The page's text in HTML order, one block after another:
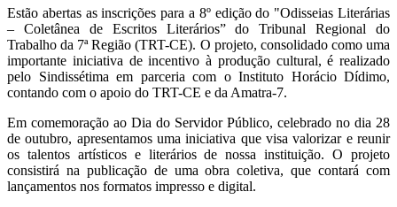
Estão abertas as inscrições para a 8º edição do "Odisseias Literárias
– Coletânea de Escritos Literários” do Tribunal Regional do
Trabalho da 7ª Região (TRT-CE). O projeto, consolidado como uma
importante iniciativa de incentivo à produção cultural, é realizado
pelo Sindissétima em parceria com o Instituto Horácio Dídimo,
contando com o apoio do TRT-CE e da Amatra-7.
Em comemoração ao Dia do Servidor Público, celebrado no dia 28
de outubro, apresentamos uma iniciativa que visa valorizar e reunir
os talentos artísticos e literários de nossa instituição. O projeto
consistirá na publicação de uma obra coletiva, que contará com
lançamentos nos formatos impresso e digital.